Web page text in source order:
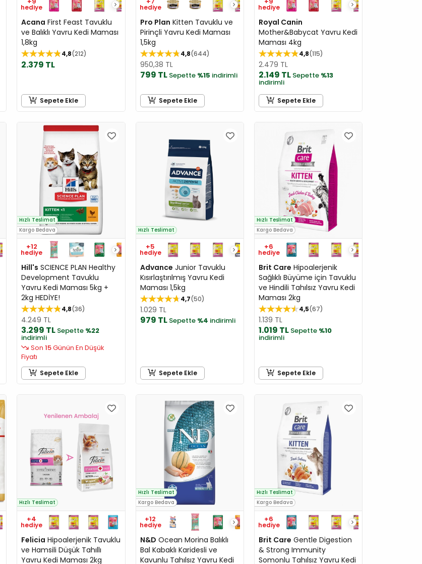
hediye
Acana First Feast Tavuklu
ve Balıklı Yavru Kedi Maması
1,8kg
4,8 212
2.379 TL
Sepete Ekle
hediye
Pro Plan Kitten Tavuklu ve
Pirinçli Yavru Kedi Maması
1,5kg
4,8 644
950,38 TL
799 TLSepette %15 indirimli
Sepete Ekle
hediye
Royal Canin
Mother&Babycat Yavru Kedi
Maması 4kg
4,8 115
2.479 TL
2.149 TLSepette %13
indirimli
Sepete Ekle
Kargo Bedava
Hızlı Teslimat
+12
hediye
Hill's SCIENCE PLAN Healthy
Development Tavuklu
Yavru Kedi Maması 5kg +
2kg HEDİYE!
4,8 36
4.249 TL
3.299 TL Sepette %22
indirimli
Son15Günün En Düşük
Fiyatı
Sepete Ekle
Hızlı Teslimat
+5
hediye
Advance Junior Tavuklu
Kısırlaştırılmış Yavru Kedi
Maması 1,5kg
4,7 50
1.029 TL
979 TLSepette %4 indirimli
Sepete Ekle
Kargo Bedava
Hızlı Teslimat
+6
hediye
Brit Care Hipoalerjenik
Sağlıklı Büyüme için Tavuklu
ve Hindili Tahılsız Yavru Kedi
Maması 2kg
4,5 67
1.139 TL
1.019 TLSepette %10
indirimli
Sepete Ekle
Hızlı Teslimat
+4
hediye
Felicia Hipoalerjenik Tavuklu
ve Hamsili Düşük Tahıllı
Yavru Kedi Maması 2kg
Kargo Bedava
Hızlı Teslimat
+12
hediye
N&D Ocean Morina Balıklı
Bal Kabaklı Karidesli ve
Kavunlu Tahılsız Yavru Kedi
Kargo Bedava
Hızlı Teslimat
+6
hediye
Brit Care Gentle Digestion
& Strong Immunity
Somonlu Tahılsız Yavru Kedi